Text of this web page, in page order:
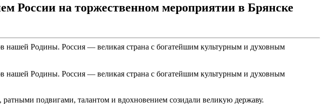
России на торжественном мероприятии в Брянске
нашей Родины. Россия — великая страна с богатейшим культурным и духовным
нашей Родины. Россия — великая страна с богатейшим культурным и духовным
подвигами, талантом и вдохновением созидали великую державу.